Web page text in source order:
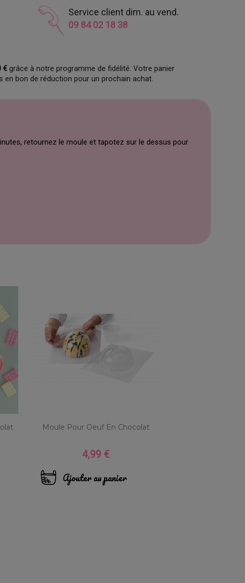
Service client dim. au vend.
09 84 02 18 38
€ grâce à notre programme de fidélité. Votre panier
en bon de réduction pour un prochain achat.
retournez le moule et tapotez sur le dessus pour
Moule Pour Oeuf En Chocolat
Prix
4,99 €
Ajouter au panier